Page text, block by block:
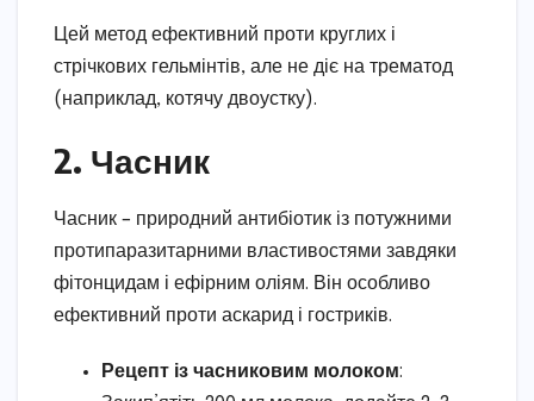
Цей метод ефективний проти круглих і
стрічкових гельмінтів, але не діє на трематод
(наприклад, котячу двоустку).
2. Часник
Часник – природний антибіотик із потужними
протипаразитарними властивостями завдяки
фітонцидам і ефірним оліям. Він особливо
ефективний проти аскарид і гостриків.
Рецепт із часниковим молоком: